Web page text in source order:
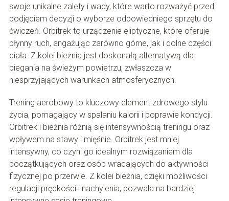
swoje unikalne zalety i wady, które warto rozważyć przed
podjęciem decyzji o wyborze odpowiedniego sprzętu do
ćwiczeń. Orbitrek to urządzenie eliptyczne, które oferuje
płynny ruch, angażując zarówno górne, jak i dolne części
ciała. Z kolei bieżnia jest doskonałą alternatywą dla
biegania na świeżym powietrzu, zwłaszcza w
niesprzyjających warunkach atmosferycznych.
Trening aerobowy to kluczowy element zdrowego stylu
życia, pomagający w spalaniu kalorii i poprawie kondycji.
Orbitrek i bieżnia różnią się intensywnością treningu oraz
wpływem na stawy i mięśnie. Orbitrek jest mniej
intensywny, co czyni go idealnym rozwiązaniem dla
początkujących oraz osób wracających do aktywności
fizycznej po przerwie. Z kolei bieżnia, dzięki możliwości
regulacji prędkości i nachylenia, pozwala na bardziej